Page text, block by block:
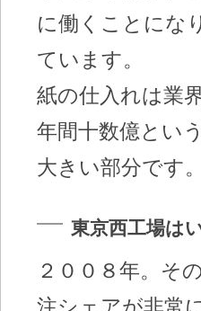
に働くことにな
ています。
紙の仕入れは業
年間十数億とい
大きい部分です。
東京西工場は
２００８年。そ
注シェアが非常